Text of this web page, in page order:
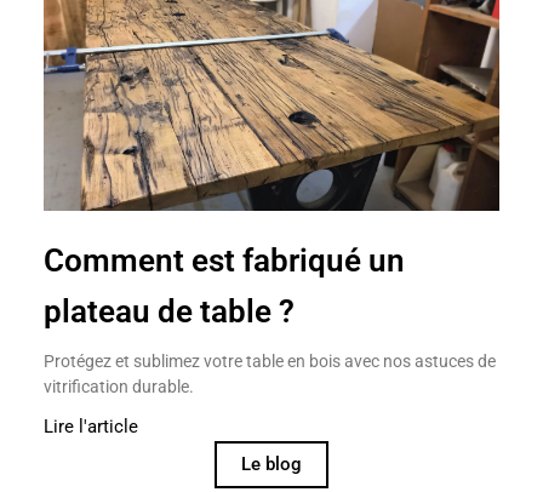
Comment est fabriqué un
plateau de table ?
Protégez et sublimez votre table en bois avec nos astuces de
vitrification durable.
Lire l'article
Le blog